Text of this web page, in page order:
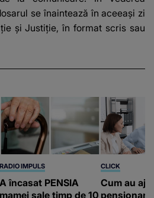
se înaintează în aceeași zi
și Justiție, în format scris sau
RADIO IMPULS
A încasat PENSIA
mamei sale timp de 10
CLICK
Cum au
pensionari